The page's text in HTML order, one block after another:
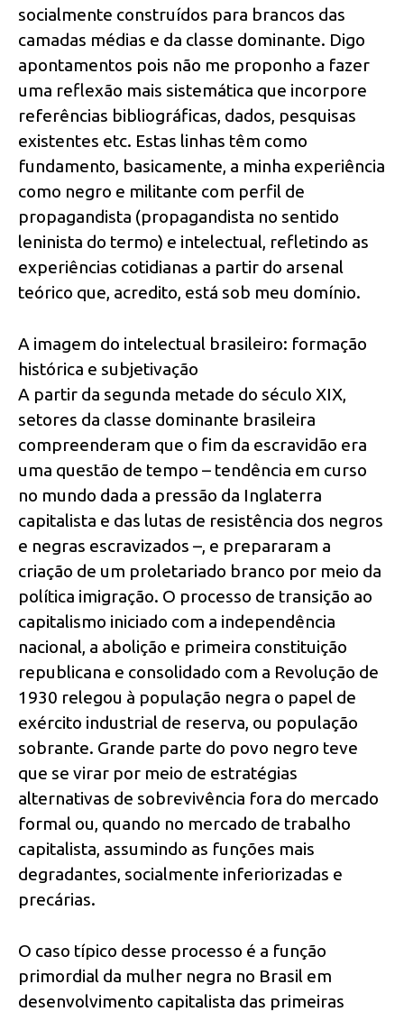
socialmente construídos para brancos das
camadas médias e da classe dominante. Digo
apontamentos pois não me proponho a fazer
uma reflexão mais sistemática que incorpore
referências bibliográficas, dados, pesquisas
existentes etc. Estas linhas têm como
fundamento, basicamente, a minha experiência
como negro e militante com perfil de
propagandista (propagandista no sentido
leninista do termo) e intelectual, refletindo as
experiências cotidianas a partir do arsenal
teórico que, acredito, está sob meu domínio.
A imagem do intelectual brasileiro: formação
histórica e subjetivação
A partir da segunda metade do século XIX,
setores da classe dominante brasileira
compreenderam que o fim da escravidão era
uma questão de tempo – tendência em curso
no mundo dada a pressão da Inglaterra
capitalista e das lutas de resistência dos negros
e negras escravizados –, e prepararam a
criação de um proletariado branco por meio da
política imigração. O processo de transição ao
capitalismo iniciado com a independência
nacional, a abolição e primeira constituição
republicana e consolidado com a Revolução de
1930 relegou à população negra o papel de
exército industrial de reserva, ou população
sobrante. Grande parte do povo negro teve
que se virar por meio de estratégias
alternativas de sobrevivência fora do mercado
formal ou, quando no mercado de trabalho
capitalista, assumindo as funções mais
degradantes, socialmente inferiorizadas e
precárias.
O caso típico desse processo é a função
primordial da mulher negra no Brasil em
desenvolvimento capitalista das primeiras